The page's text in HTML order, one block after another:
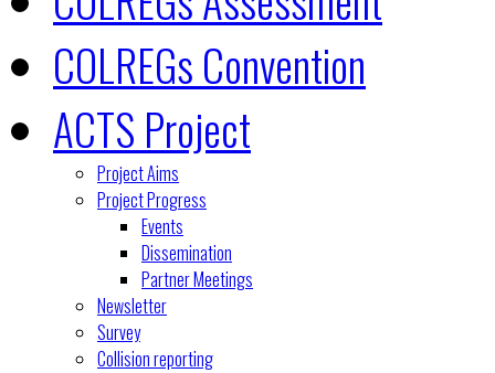
COLREGs Convention
ACTS Project
Project Aims
Project Progress
Events
Dissemination
Partner Meetings
Newsletter
Survey
Collision reporting